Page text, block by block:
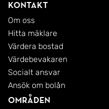
Kontakt
Om oss
Hitta mäklare
Värdera bostad
Värdebevakaren
Socialt ansvar
Ansök om bolån
Områden